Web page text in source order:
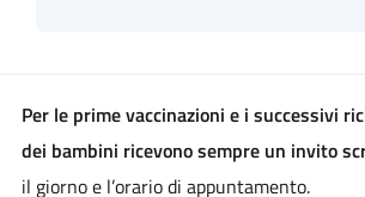
Per le prime vaccinazioni e i successivi
dei bambini ricevono sempre un invito
il giorno e l’orario di appuntamento.